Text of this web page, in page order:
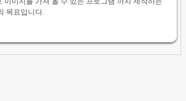
목표입니다.